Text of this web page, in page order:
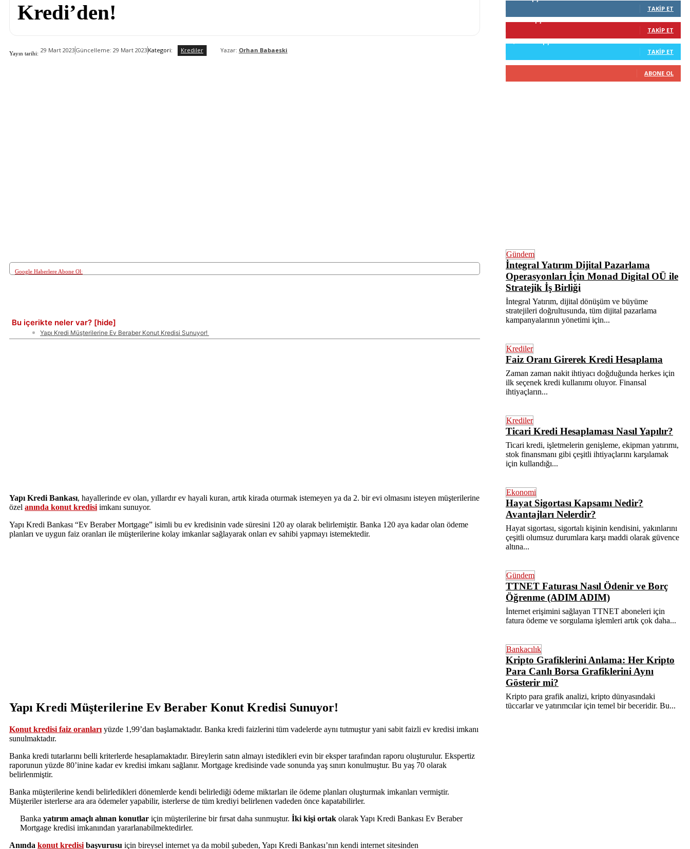
Kredi’den!
Yayın tarihi: 29 Mart 2023 Güncelleme: 29 Mart 2023 Kategori: Krediler Yazar: Orhan Babaeski
Google Haberlere Abone Ol:
Bu içerikte neler var? [hide]
Yapı Kredi Müşterilerine Ev Beraber Konut Kredisi Sunuyor!
Yapı Kredi Bankası, hayallerinde ev olan, yıllardır ev hayali kuran, artık kirada oturmak istemeyen ya da 2. bir evi olmasını isteyen müşterilerine
özel anında konut kredisi imkanı sunuyor.
Yapı Kredi Bankası “Ev Beraber Mortgage” isimli bu ev kredisinin vade süresini 120 ay olarak belirlemiştir. Banka 120 aya kadar olan ödeme
planları ve uygun faiz oranları ile müşterilerine kolay imkanlar sağlayarak onları ev sahibi yapmayı istemektedir.
Yapı Kredi Müşterilerine Ev Beraber Konut Kredisi Sunuyor!
Konut kredisi faiz oranları yüzde 1,99’dan başlamaktadır. Banka kredi faizlerini tüm vadelerde aynı tutmuştur yani sabit faizli ev kredisi imkanı
sunulmaktadır.
Banka kredi tutarlarını belli kriterlerde hesaplamaktadır. Bireylerin satın almayı istedikleri evin bir eksper tarafından raporu oluşturulur. Ekspertiz
raporunun yüzde 80’inine kadar ev kredisi imkanı sağlanır. Mortgage kredisinde vade sonunda yaş sınırı konulmuştur. Bu yaş 70 olarak
belirlenmiştir.
Banka müşterilerine kendi belirledikleri dönemlerde kendi belirlediği ödeme miktarları ile ödeme planları oluşturmak imkanları vermiştir.
Müşteriler isterlerse ara ara ödemeler yapabilir, isterlerse de tüm krediyi belirlenen vadeden önce kapatabilirler.
Banka yatırım amaçlı alınan konutlar için müşterilerine bir fırsat daha sunmuştur. İki kişi ortak olarak Yapı Kredi Bankası Ev Beraber
Mortgage kredisi imkanından yararlanabilmektedirler.
Anında konut kredisi başvurusu için bireysel internet ya da mobil şubeden, Yapı Kredi Bankası’nın kendi internet sitesinden
TAKIP ET
TAKIP ET
TAKIP ET
ABONE OL
Gündem
İntegral Yatırım Dijital Pazarlama
Operasyonları İçin Monad Digital OÜ ile
Stratejik İş Birliği
İntegral Yatırım, dijital dönüşüm ve büyüme
stratejileri doğrultusunda, tüm dijital pazarlama
kampanyalarının yönetimi için...
Krediler
Faiz Oranı Girerek Kredi Hesaplama
Zaman zaman nakit ihtiyacı doğduğunda herkes için
ilk seçenek kredi kullanımı oluyor. Finansal
ihtiyaçların...
Krediler
Ticari Kredi Hesaplaması Nasıl Yapılır?
Ticari kredi, işletmelerin genişleme, ekipman yatırımı,
stok finansmanı gibi çeşitli ihtiyaçlarını karşılamak
için kullandığı...
Ekonomi
Hayat Sigortası Kapsamı Nedir?
Avantajları Nelerdir?
Hayat sigortası, sigortalı kişinin kendisini, yakınlarını
çeşitli olumsuz durumlara karşı maddi olarak güvence
altına...
Gündem
TTNET Faturası Nasıl Ödenir ve Borç
Öğrenme (ADIM ADIM)
İnternet erişimini sağlayan TTNET aboneleri için
fatura ödeme ve sorgulama işlemleri artık çok daha...
Bankacılık
Kripto Grafiklerini Anlama: Her Kripto
Para Canlı Borsa Grafiklerini Aynı
Gösterir mi?
Kripto para grafik analizi, kripto dünyasındaki
tüccarlar ve yatırımcılar için temel bir beceridir. Bu...